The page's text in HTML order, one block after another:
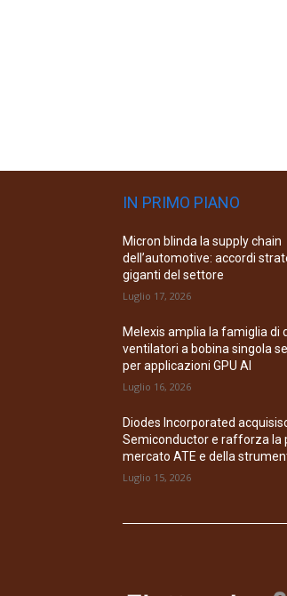
IN PRIMO PIANO
Micron blinda la supply chain
dell’automotive: accordi
giganti del settore
Luglio 17, 2026
Melexis amplia la famiglia di
ventilatori a bobina singola
per applicazioni GPU AI
Luglio 16, 2026
Diodes Incorporated
Semiconductor e rafforza la
mercato ATE e della
Luglio 15, 2026